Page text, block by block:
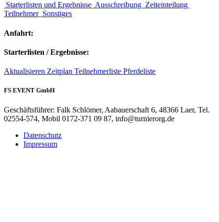
Starterlisten und Ergebnisse Ausschreibung Zeiteinteilung
Teilnehmer Sonstiges
Anfahrt:
Starterlisten / Ergebnisse:
Aktualisieren Zeitplan Teilnehmerliste Pferdeliste
FS EVENT GmbH
Geschäftsführer: Falk Schlömer, Aabauerschaft 6, 48366 Laer, Tel.
02554-574, Mobil 0172-371 09 87, info@turnierorg.de
Datenschutz
Impressum